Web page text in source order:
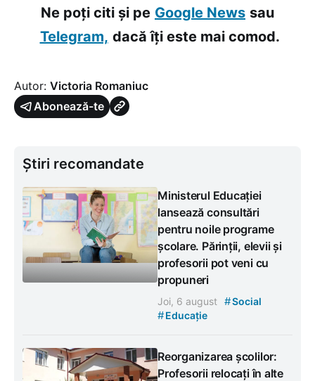
Ne poți citi și pe Google News sau
Telegram, dacă îți este mai comod.
Autor: Victoria Romaniuc
Abonează-te
Știri recomandate
Ministerul Educației
lansează consultări
pentru noile programe
școlare. Părinții, elevii și
profesorii pot veni cu
propuneri
Joi, 6 august #Social
#Educație
Reorganizarea școlilor:
Profesorii relocați în alte